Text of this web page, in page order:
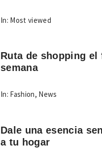
In: Most viewed
Ruta de shopping el
semana
In: Fashion, News
Dale una esencia
a tu hogar